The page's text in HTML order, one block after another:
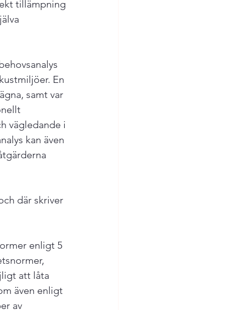
tillämpning
En
samt var
vägledande i
kan även
där skriver
enligt 5
att låta
även enligt
av